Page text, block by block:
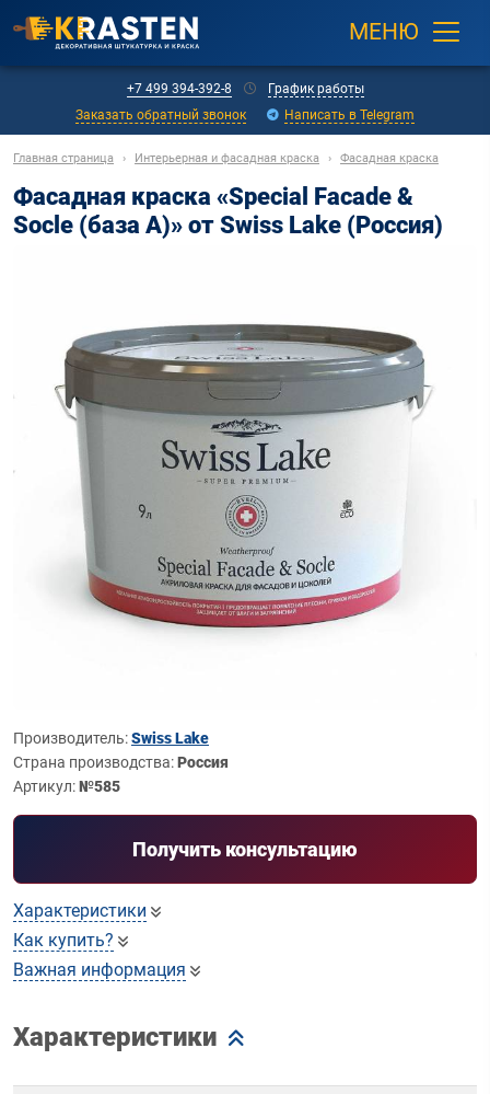
+7 499 394-392-8
График работы
Заказать обратный звонок
Написать в Telegram
МЕНЮ
Главная страница › Интерьерная и фасадная краска › Фасадная краска
Фасадная краска «Special Faсade &
Socle (база А)» от Swiss Lake (Россия)
Производитель:Swiss Lake
Страна производства:Россия
Артикул:№585
Получить консультацию
Характеристики
Как купить?
Важная информация
Характеристики